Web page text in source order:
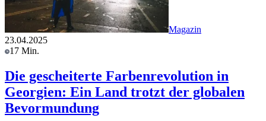
Magazin
23.04.2025
17 Min.
Die gescheiterte Farbenrevolution in
Georgien: Ein Land trotzt der globalen
Bevormundung